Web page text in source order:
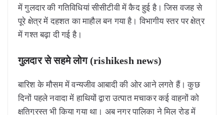
में गुलदार की गतिविधियां सीसीटीवी में कैद हुई है। जिस वजह से
पूरे क्षेत्र में दहशत का माहौल बन गया है। विभागीय स्तर पर क्षेत्र
में गश्त बढ़ा दी गई है।
गुलदार से सहमे लोग (rishikesh news)
बारिश के मौसम में वन्यजीव आबादी की ओर आने लगते हैं। कुछ
दिनों पहले नवादा में हाथियों द्वारा उत्पात मचाकर कई वाहनों को
क्षतिग्रस्त भी किया गया था। अब नगर पालिका ने मिल रोड में